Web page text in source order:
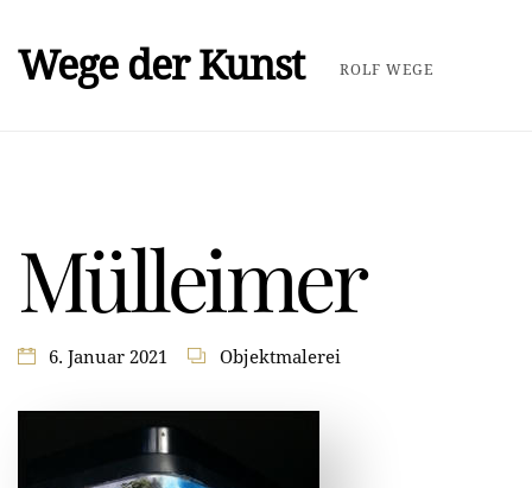
Wege der Kunst ROLF WEGE
Mülleimer
6. Januar 2021 Objektmalerei